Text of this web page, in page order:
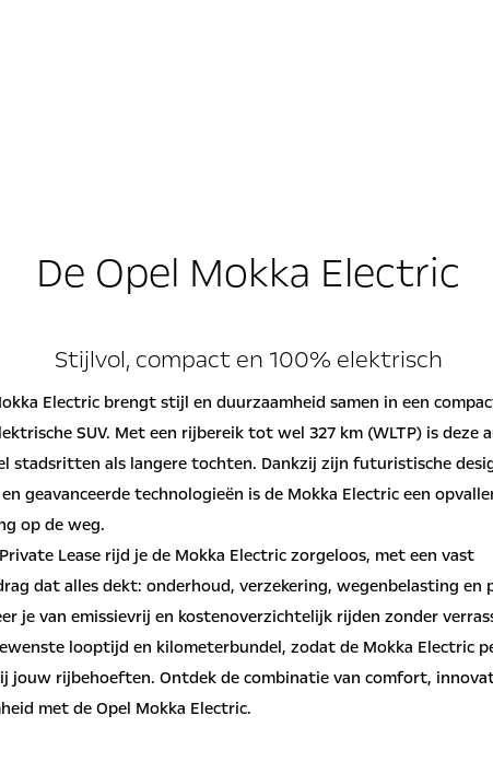
De Opel Mokka Electric
Stijlvol, compact en 100% elektrisch
Electric brengt stijl en duurzaamheid samen in een
SUV. Met een rijbereik tot wel 327 km (WLTP) is deze
stadsritten als langere tochten. Dankzij zijn futuristische
geavanceerde technologieën is de Mokka Electric een
op de weg.
Lease rijd je de Mokka Electric zorgeloos, met een vast
dat alles dekt: onderhoud, verzekering, wegenbelasting en
je van emissievrij en kostenoverzichtelijk rijden zonder
looptijd en kilometerbundel, zodat de Mokka Electric
jouw rijbehoeften. Ontdek de combinatie van comfort,
met de Opel Mokka Electric.